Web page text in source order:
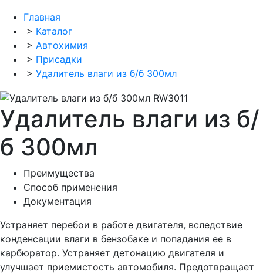
Главная
> Каталог
> Автохимия
> Присадки
> Удалитель влаги из б/б 300мл
Удалитель влаги из б/
б 300мл
Преимущества
Способ применения
Документация
Устраняет перебои в работе двигателя, вследствие
конденсации влаги в бензобаке и попадания ее в
карбюратор. Устраняет детонацию двигателя и
улучшает приемистость автомобиля. Предотвращает